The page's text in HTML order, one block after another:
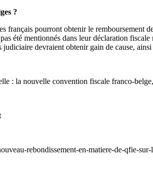
?
français pourront obtenir le remboursement
été mentionnés dans leur déclaration fiscale
devraient obtenir gain de cause,
: la nouvelle convention fiscale franco-
rebondissement-en-matiere-de-qfie-